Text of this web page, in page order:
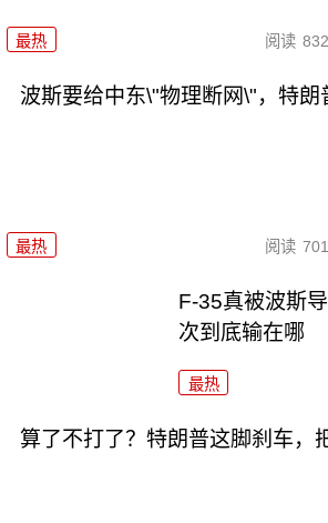
最热 阅读
波斯要给中东\"物理断网\"，特朗
最热 阅读
F-35真被波斯
次到底输在哪
最热
算了不打了？特朗普这脚刹车，